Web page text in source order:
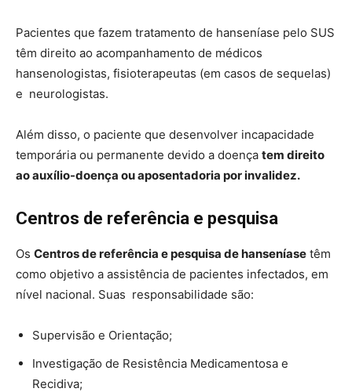
Pacientes que fazem tratamento de hanseníase pelo SUS
têm direito ao acompanhamento de médicos
hansenologistas, fisioterapeutas (em casos de sequelas)
e neurologistas.
Além disso, o paciente que desenvolver incapacidade
temporária ou permanente devido a doença tem direito
ao auxílio-doença ou aposentadoria por invalidez.
Centros de referência e pesquisa
Os Centros de referência e pesquisa de hanseníase têm
como objetivo a assistência de pacientes infectados, em
nível nacional. Suas responsabilidade são:
Supervisão e Orientação;
Investigação de Resistência Medicamentosa e
Recidiva;